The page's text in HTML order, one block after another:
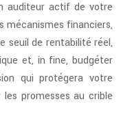
auditeur actif de votre
mécanismes financiers,
seuil de rentabilité réel,
et, in fine, budgéter
qui protégera votre
promesses au crible